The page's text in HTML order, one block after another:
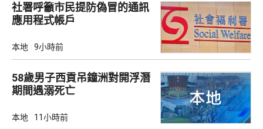
社署呼籲市民提防偽冒的通訊
應用程式帳戶
本地 9小時前
58歲男子西貢吊鐘洲對開浮潛
期間遇溺死亡
本地 11小時前